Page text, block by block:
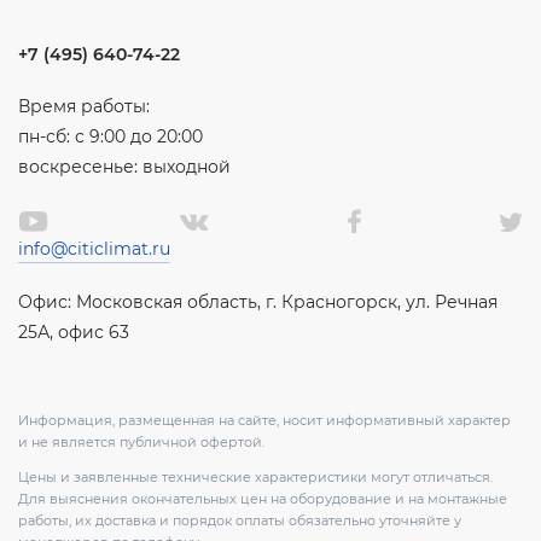
+7 (495) 640-74-22
Время работы:
пн-сб: с 9:00 до 20:00
воскресенье: выходной
info@citiclimat.ru
Офис: Московская область, г. Красногорск, ул. Речная
25А, офис 63
Информация, размещенная на сайте, носит информативный характер
и не является публичной офертой.
Цены и заявленные технические характеристики могут отличаться.
Для выяснения окончательных цен на оборудование и на монтажные
работы, их доставка и порядок оплаты обязательно уточняйте у